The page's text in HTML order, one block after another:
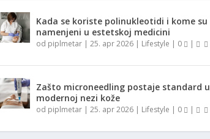
Kada se koriste polinukleotidi i kome su
namenjeni u estetskoj medicini
od piplmetar| 25. apr 2026| Lifestyle | 0 |
Zašto microneedling postaje standard u
modernoj nezi kože
od piplmetar| 25. apr 2026| Lifestyle | 0 |